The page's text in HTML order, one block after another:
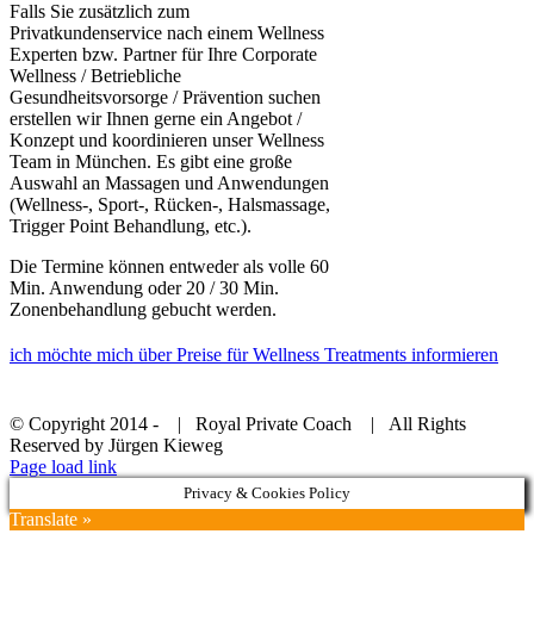
Falls Sie zusätzlich zum
Privatkundenservice nach einem Wellness
Experten bzw. Partner für Ihre Corporate
Wellness / Betriebliche
Gesundheitsvorsorge / Prävention suchen
erstellen wir Ihnen gerne ein Angebot /
Konzept und koordinieren unser Wellness
Team in München. Es gibt eine große
Auswahl an Massagen und Anwendungen
(Wellness-, Sport-, Rücken-, Halsmassage,
Trigger Point Behandlung, etc.).
Die Termine können entweder als volle 60
Min. Anwendung oder 20 / 30 Min.
Zonenbehandlung gebucht werden.
ich möchte mich über Preise für Wellness Treatments informieren
© Copyright 2014 - | Royal Private Coach
| All Rights
Reserved by Jürgen Kieweg
Facebook
Twitter
LinkedIn
Instagram
Page load link
Privacy & Cookies Policy
Translate »